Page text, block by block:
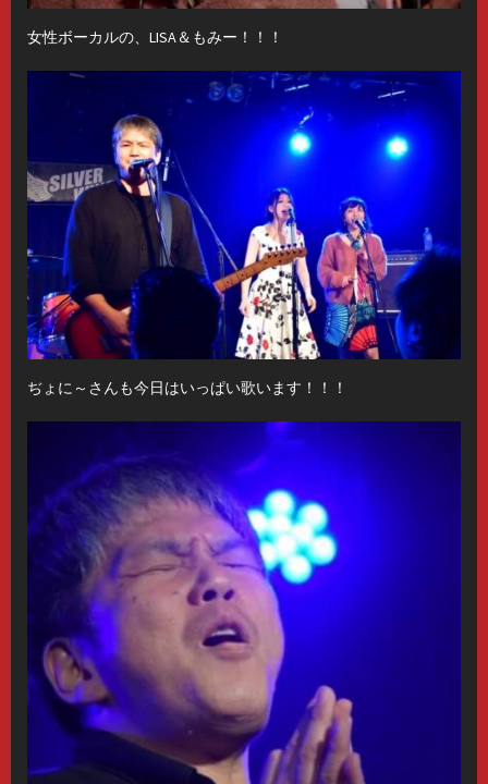
女性ボーカルの、LISA＆もみー！！！
ぢょに～さんも今日はいっぱい歌います！！！